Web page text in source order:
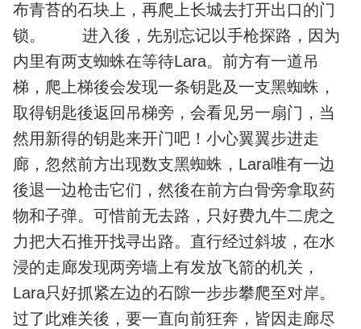
布青苔的石块上，再爬上长城去打开出口的门
锁。 进入後，先别忘记以手枪探路，因为
内里有两支蜘蛛在等待Lara。前方有一道吊
梯，爬上梯後会发现一条钥匙及一支黑蜘蛛，
取得钥匙後返回吊梯旁，会看见另一扇门，当
然用新得的钥匙来开门吧！小心翼翼步进走
廊，忽然前方出现数支黑蜘蛛，Lara唯有一边
後退一边枪击它们，然後在前方白骨旁拿取药
物和子弹。可惜前无去路，只好费九牛二虎之
力把大石推开找寻出路。直行经过斜坡，在水
浸的走廊发现两旁墙上有发放飞箭的机关，
Lara只好抓紧左边的石隙一步步攀爬至对岸。
过了此难关後，要一直向前狂奔，皆因走廊尽